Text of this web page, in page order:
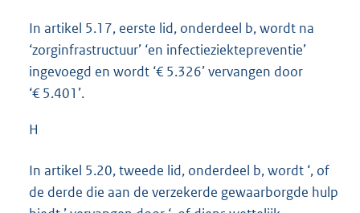
In artikel 5.17, eerste lid, onderdeel b, wordt na
‘zorginfrastructuur’ ‘en infectieziektepreventie’
ingevoegd en wordt ‘€ 5.326’ vervangen door
‘€ 5.401’.
H
In artikel 5.20, tweede lid, onderdeel b, wordt ‘, of
de derde die aan de verzekerde gewaarborgde hulp